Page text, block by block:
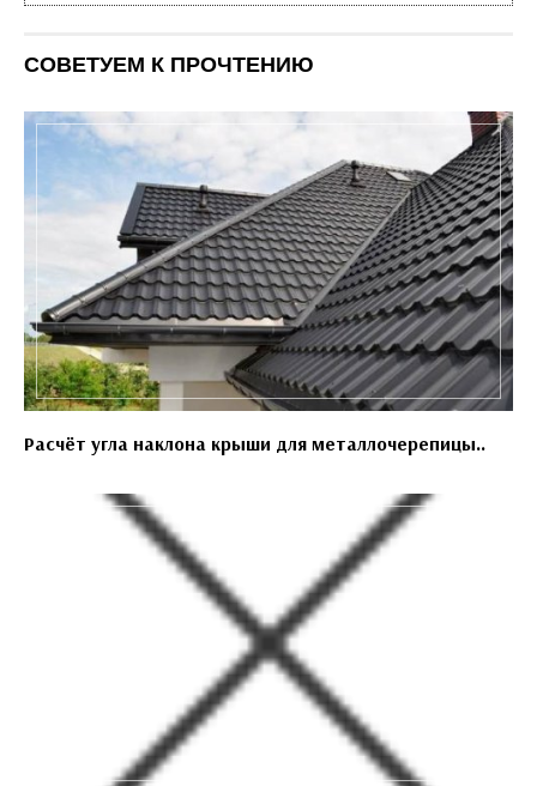
СОВЕТУЕМ К ПРОЧТЕНИЮ
Расчёт угла наклона крыши для металлочерепицы..